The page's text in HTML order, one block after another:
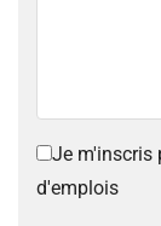
Je m'inscris
d'emplois